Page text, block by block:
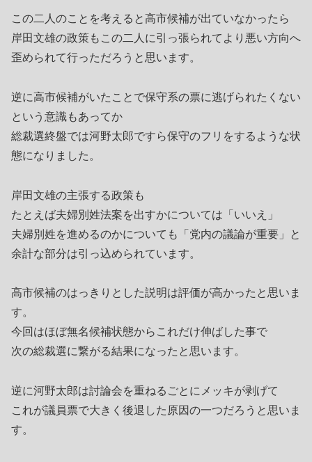
この二人のことを考えると高市候補が出ていなかったら
岸田文雄の政策もこの二人に引っ張られてより悪い方向へ
歪められて行っただろうと思います。
逆に高市候補がいたことで保守系の票に逃げられたくない
という意識もあってか
総裁選終盤では河野太郎ですら保守のフリをするような状
態になりました。
岸田文雄の主張する政策も
たとえば夫婦別姓法案を出すかについては「いいえ」
夫婦別姓を進めるのかについても「党内の議論が重要」と
余計な部分は引っ込められています。
高市候補のはっきりとした説明は評価が高かったと思いま
す。
今回はほぼ無名候補状態からこれだけ伸ばした事で
次の総裁選に繋がる結果になったと思います。
逆に河野太郎は討論会を重ねるごとにメッキが剥げて
これが議員票で大きく後退した原因の一つだろうと思いま
す。